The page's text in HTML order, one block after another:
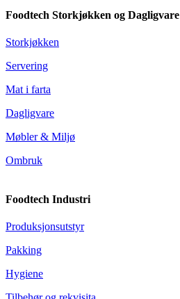
Foodtech Storkjøkken og Dagligvare
Storkjøkken
Servering
Mat i farta
Dagligvare
Møbler & Miljø
Ombruk
Foodtech Industri
Produksjonsutstyr
Pakking
Hygiene